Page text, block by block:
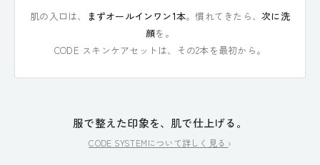
肌の入口は、 まずオールインワン1本。慣れてきたら、次に洗
顔を。
CODE スキンケアセットは、その2本を最初から。
服で整えた印象を、肌で仕上げる。
CODE SYSTEMについて詳しく見る ›